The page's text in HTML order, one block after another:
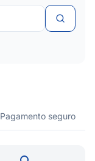
Pagamento seguro